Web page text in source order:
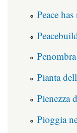
Peace
Pianta
Pienezza
Pioggia